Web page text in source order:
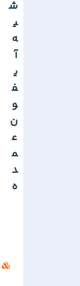
ش
ی
ه
آ
ی
ف
و
ن
ع
م
د
ه